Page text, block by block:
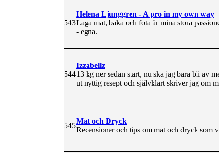
543
Helena Ljunggren - A pro in my own way
Laga mat, baka och fota är mina stora
- egna.
544
Izzabellz
13 kg ner sedan start, nu ska jag bara bli av
ut nyttig resept och självklart skriver jag om
545
Mat och Dryck
Recensioner och tips om mat och dryck som